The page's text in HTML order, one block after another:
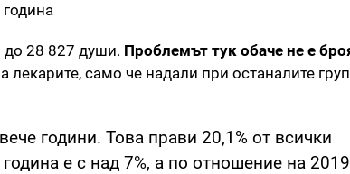
до 28 827 души. Проблемът тук обаче не е
лекарите, само че надали при останалите
години. Това прави 20,1% от всички
е с над 7%, а по отношение на